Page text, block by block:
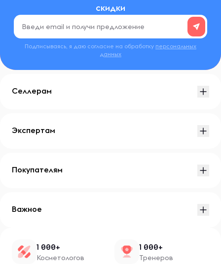
скидки
Подписываясь, я даю согласие на обработку персональных
данных
Селлерам
Экспертам
Покупателям
Важное
1 000+
Косметологов
1 000+
Тренеров